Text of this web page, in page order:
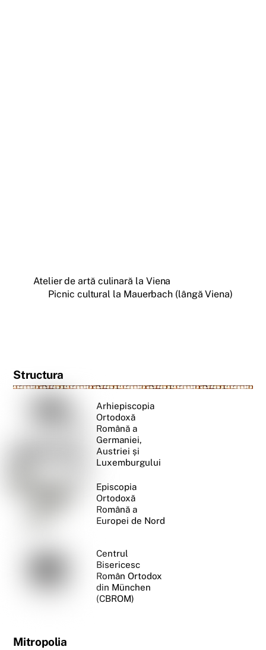
Atelier de artă culinară la Viena
Picnic cultural la Mauerbach (lângă Viena)
Structura
Arhiepiscopia
Ortodoxă
Română a
Germaniei,
Austriei și
Luxemburgului
Episcopia
Ortodoxă
Română a
Europei de Nord
Centrul
Bisericesc
Român Ortodox
din München
(CBROM)
Mitropolia